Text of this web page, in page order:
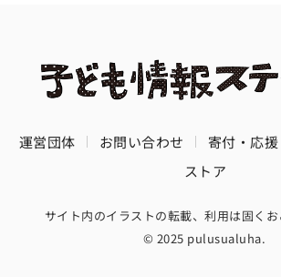
運営団体 お問い合わせ 寄付・応援
ストア
サイト内のイラストの転載、利用は固く
© 2025 pulusualuha.